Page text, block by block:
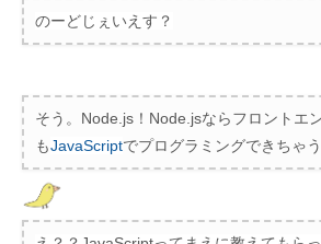
のーどじぇいえす？
そう。Node.js！Node.jsならフロントエ
もJavaScriptでプログラミングできちゃう